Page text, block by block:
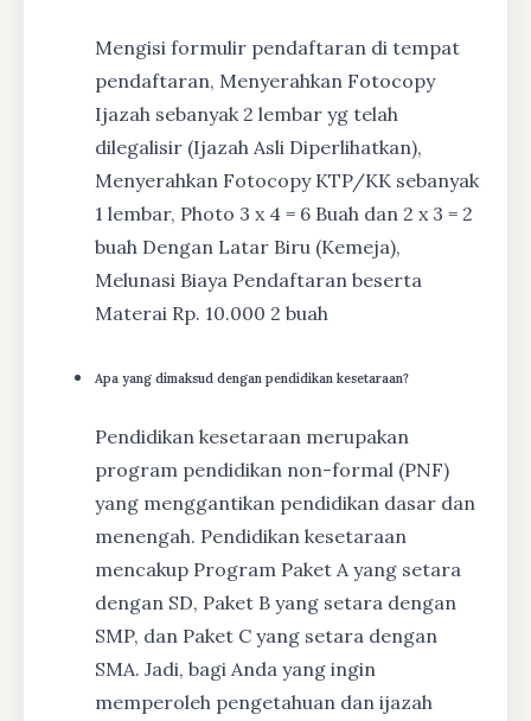
Mengisi formulir pendaftaran di tempat
pendaftaran, Menyerahkan Fotocopy
Ijazah sebanyak 2 lembar yg telah
dilegalisir (Ijazah Asli Diperlihatkan),
Menyerahkan Fotocopy KTP/KK sebanyak
1 lembar, Photo 3 x 4 = 6 Buah dan 2 x 3 = 2
buah Dengan Latar Biru (Kemeja),
Melunasi Biaya Pendaftaran beserta
Materai Rp. 10.000 2 buah
Apa yang dimaksud dengan pendidikan kesetaraan?
Pendidikan kesetaraan merupakan
program pendidikan non-formal (PNF)
yang menggantikan pendidikan dasar dan
menengah. Pendidikan kesetaraan
mencakup Program Paket A yang setara
dengan SD, Paket B yang setara dengan
SMP, dan Paket C yang setara dengan
SMA. Jadi, bagi Anda yang ingin
memperoleh pengetahuan dan ijazah